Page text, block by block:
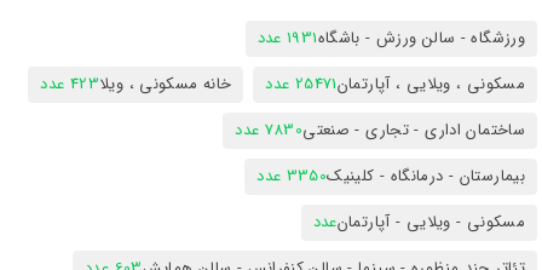
ورزشگاه - سالن ورزش - باشگاه1931 عدد
مسکونی ، ویلایی ، آپارتمان25471 عدد خانه مسکونی ، ویلا423 عدد
ساختمان اداری - تجاری - صنعتی7830 عدد
بیمارستان - درمانگاه - کلینیک3350 عدد
مسکونی - ویلایی - آپارتمانعدد